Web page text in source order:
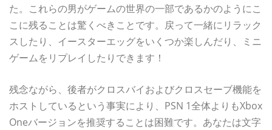
た。これらの男がゲームの世界の一部であるかのようにこ
こに残ることは驚くべきことです。戻って一緒にリラック
スしたり、イースターエッグをいくつか楽しんだり、ミニ
ゲームをリプレイしたりできます！
残念ながら、後者がクロスバイおよびクロスセーブ機能を
ホストしているという事実により、PSN 1全体よりもXbox
Oneバージョンを推奨することは困難です。あなたは文字